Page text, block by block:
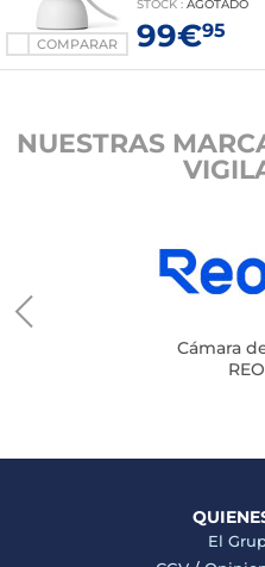
COMPARAR
de movimiento
STOCK : AGOTADO
99€95
NUESTRAS
Cámara
El